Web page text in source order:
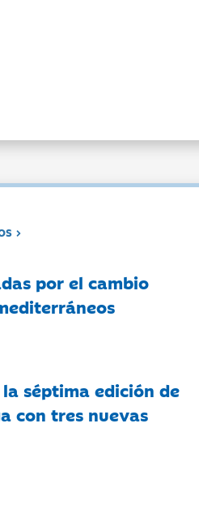
por el cambio
séptima edición de
con tres nuevas